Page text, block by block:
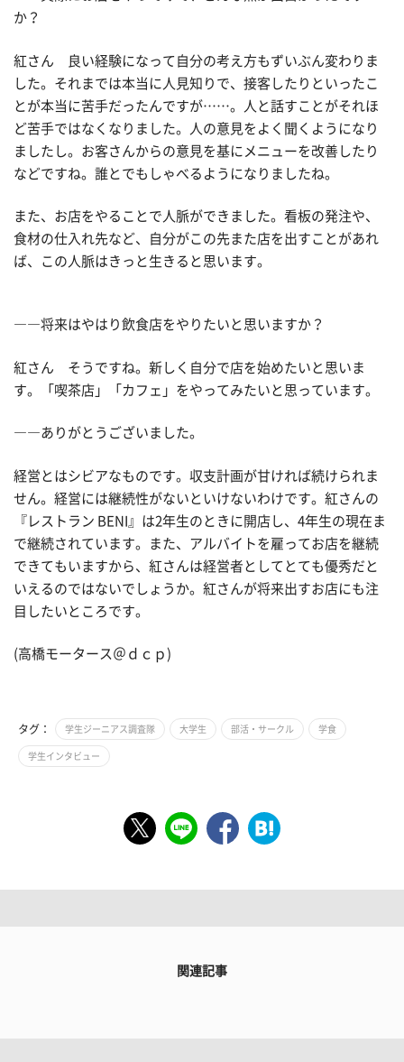
か？
紅さん 良い経験になって自分の考え方もずいぶん変わりま
した。それまでは本当に人見知りで、接客したりといったこ
とが本当に苦手だったんですが……。人と話すことがそれほ
ど苦手ではなくなりました。人の意見をよく聞くようになり
ましたし。お客さんからの意見を基にメニューを改善したり
などですね。誰とでもしゃべるようになりましたね。
また、お店をやることで人脈ができました。看板の発注や、
食材の仕入れ先など、自分がこの先また店を出すことがあれ
ば、この人脈はきっと生きると思います。
――将来はやはり飲食店をやりたいと思いますか？
紅さん そうですね。新しく自分で店を始めたいと思いま
す。「喫茶店」「カフェ」をやってみたいと思っています。
――ありがとうございました。
経営とはシビアなものです。収支計画が甘ければ続けられま
せん。経営には継続性がないといけないわけです。紅さんの
『レストラン BENI』は2年生のときに開店し、4年生の現在ま
で継続されています。また、アルバイトを雇ってお店を継続
できてもいますから、紅さんは経営者としてとても優秀だと
いえるのではないでしょうか。紅さんが将来出すお店にも注
目したいところです。
(高橋モータース＠ｄｃｐ)
タグ： 学生ジーニアス調査隊 大学生 部活・サークル 学食
学生インタビュー
関連記事